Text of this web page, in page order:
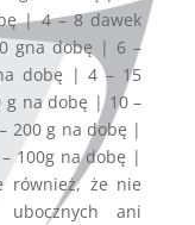
| 4 – 8 dawek
gna dobę | 6 –
dobę | 4 – 15
g na dobę | 10 –
200 g na dobę |
100g na dobę |
również, że nie
ubocznych ani